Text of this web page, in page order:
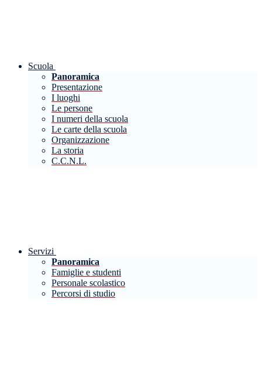
Scuola
Panoramica
Presentazione
I luoghi
Le persone
I numeri della scuola
Le carte della scuola
Organizzazione
La storia
C.C.N.L.
Servizi
Panoramica
Famiglie e studenti
Personale scolastico
Percorsi di studio